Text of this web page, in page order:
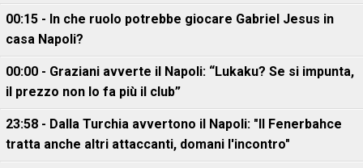
00:15 - In che ruolo potrebbe giocare Gabriel Jesus in
casa Napoli?
00:00 - Graziani avverte il Napoli: “Lukaku? Se si impunta,
il prezzo non lo fa più il club”
23:58 - Dalla Turchia avvertono il Napoli: "Il Fenerbahce
tratta anche altri attaccanti, domani l'incontro"